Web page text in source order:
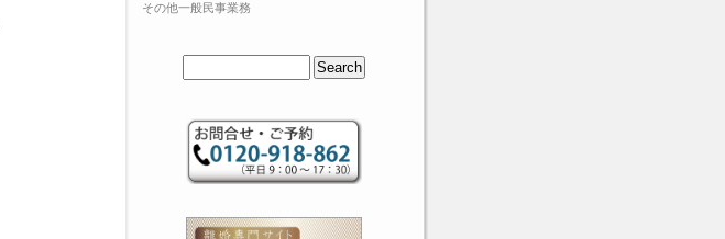
その他一般民事業務